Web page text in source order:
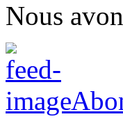
Nous